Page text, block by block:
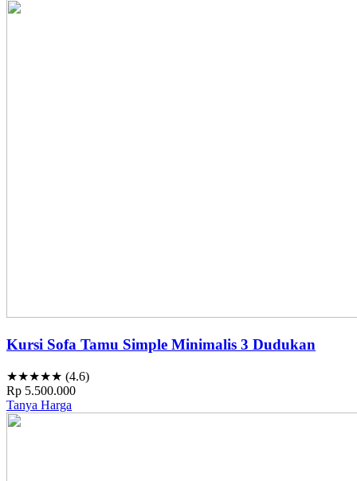
Kursi Sofa Tamu Simple Minimalis 3 Dudukan
★★★★★ (4.6)
Rp 5.500.000
Tanya Harga